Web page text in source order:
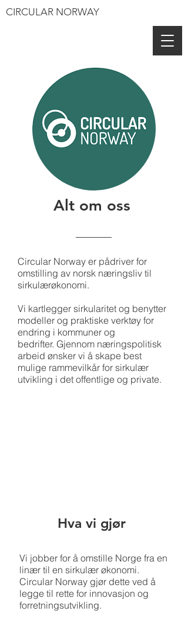
CIRCULAR NORWAY
Alt om oss
Circular Norway er pådriver for
omstilling av norsk næringsliv til
sirkulærøkonomi.
Vi kartlegger sirkularitet og benytter
modeller og praktiske verktøy for
endring i kommuner og
bedrifter. Gjennom næringspolitisk
arbeid ønsker vi å skape best
mulige rammevilkår for sirkulær
utvikling i det offentlige og private.
Hva vi gjør
Vi jobber for å omstille Norge fra en
linær til en sirkulær økonomi.
Circular Norway gjør dette ved å
legge til rette for innovasjon og
forretningsutvikling.